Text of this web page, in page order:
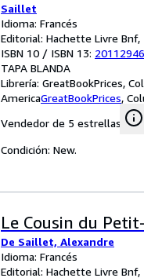
Saillet
Idioma: Francés
Editorial: Hachette Livre Bnf,
ISBN 10 / ISBN 13:
TAPA BLANDA
Librería: GreatBookPrices,
AmericaGreatBookPrices,
Vendedor de 5 estrellas
Condición: New.
Le Cousin du
De Saillet, Alexandre
Idioma: Francés
Editorial: Hachette Livre Bnf,